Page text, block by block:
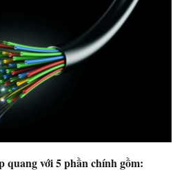
quang với 5 phần chính gồm: